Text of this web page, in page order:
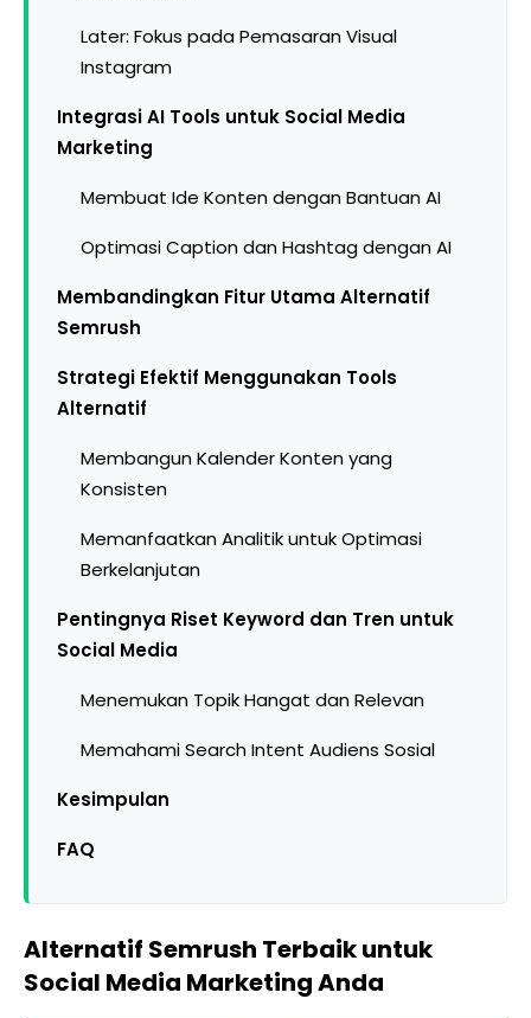
Later: Fokus pada Pemasaran Visual
Instagram
Integrasi AI Tools untuk Social Media
Marketing
Membuat Ide Konten dengan Bantuan AI
Optimasi Caption dan Hashtag dengan AI
Membandingkan Fitur Utama Alternatif
Semrush
Strategi Efektif Menggunakan Tools
Alternatif
Membangun Kalender Konten yang
Konsisten
Memanfaatkan Analitik untuk Optimasi
Berkelanjutan
Pentingnya Riset Keyword dan Tren untuk
Social Media
Menemukan Topik Hangat dan Relevan
Memahami Search Intent Audiens Sosial
Kesimpulan
FAQ
Alternatif Semrush Terbaik untuk
Social Media Marketing Anda